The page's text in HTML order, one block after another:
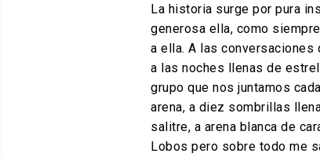
La historia surge por pura
generosa ella, como
a ella. A las conversaciones
a las noches llenas de
grupo que nos juntamos
arena, a diez sombrillas
salitre, a arena blanca de
Lobos pero sobre todo me